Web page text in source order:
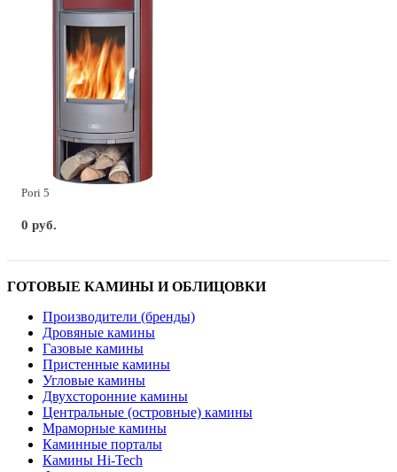
Pori 5
0 руб.
ГОТОВЫЕ КАМИНЫ И ОБЛИЦОВКИ
Производители (бренды)
Дровяные камины
Газовые камины
Пристенные камины
Угловые камины
Двухсторонние камины
Центральные (островные) камины
Мраморные камины
Каминные порталы
Камины Hi-Tech